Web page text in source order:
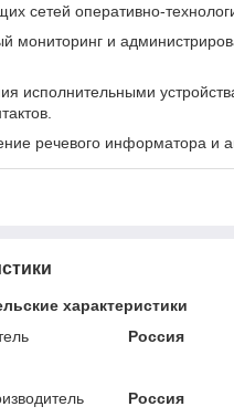
сетей оперативно-
мониторинг и
исполнительными
речевого информатора и
характеристики
Россия
Россия